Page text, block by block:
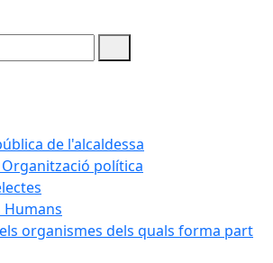
de l'alcaldessa
política
Humans
organismes dels quals forma part